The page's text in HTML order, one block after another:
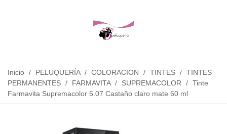
Inicio / PELUQUERÍA / COLORACION / TINTES / TINTES
PERMANENTES / FARMAVITA / SUPREMACOLOR / Tinte
Farmavita Supremacolor 5.07 Castaño claro mate 60 ml